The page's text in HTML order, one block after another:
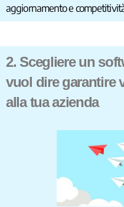
aggiornamento e
2. Scegliere un
vuol dire garantire
alla tua azienda